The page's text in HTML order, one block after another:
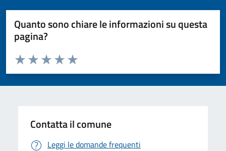
Quanto sono chiare le informazioni su questa
pagina?
Valuta da 1 a 5 stelle la pagina
Valuta 5 stelle su 5
Valuta 4 stelle su 5
Valuta 3 stelle su 5
Valuta 2 stelle su 5
Valuta 1 stelle su 5
Contatta il comune
Leggi le domande frequenti